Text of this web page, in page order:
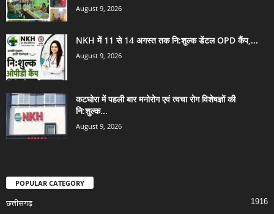
August 9, 2026
NKH में 11 से 14 अगस्त तक नि:शुल्क डेंटल OPD कैंप,...
August 9, 2026
कटघोरा में पहली बार मनोरोग एवं त्वचा रोग विशेषज्ञों की
नि:शुल्क...
August 9, 2026
POPULAR CATEGORY
छत्तीसगढ़ 1916